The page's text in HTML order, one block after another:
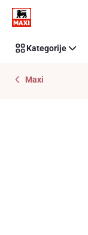
Preskoči link
Kategorije
Maxi